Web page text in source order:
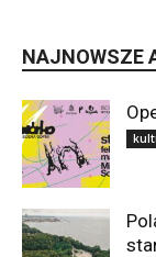
NAJNOWSZE